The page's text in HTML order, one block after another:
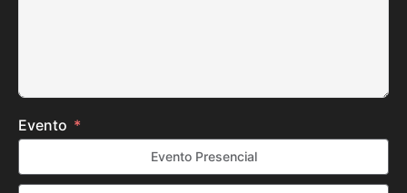
Evento
Evento Presencial